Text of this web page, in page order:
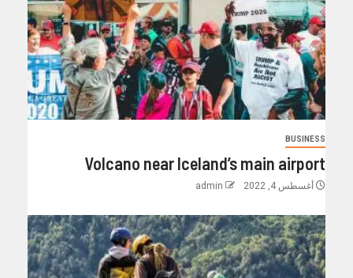
BUSINESS
Volcano near Iceland’s main airport
أغسطس 4, 2022 admin